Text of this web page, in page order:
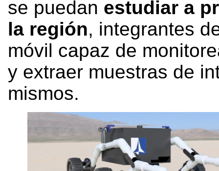
se puedan estudiar a
la región, integrantes
móvil capaz de
y extraer muestras de
mismos.